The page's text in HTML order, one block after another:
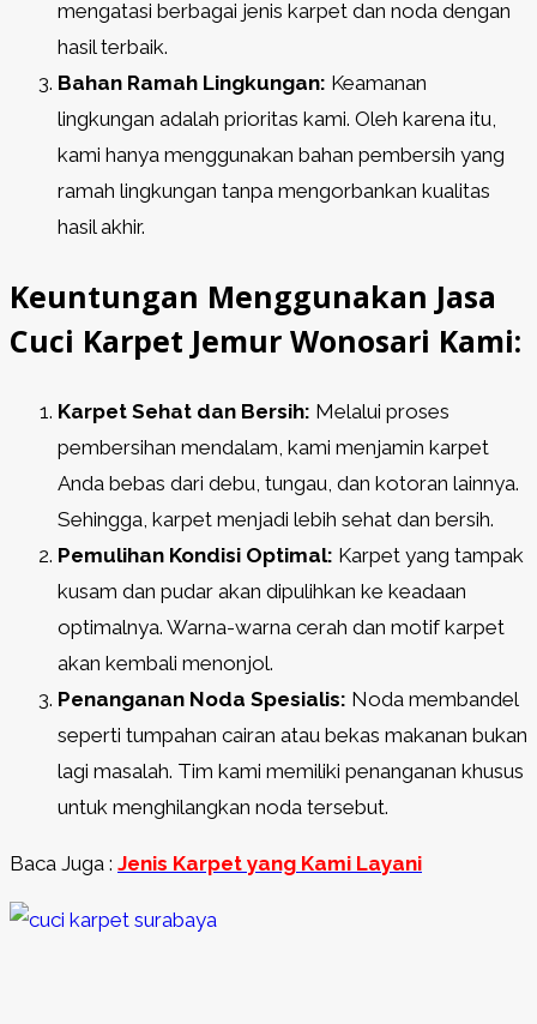
mengatasi berbagai jenis karpet dan noda dengan
hasil terbaik.
Bahan Ramah Lingkungan: Keamanan
lingkungan adalah prioritas kami. Oleh karena itu,
kami hanya menggunakan bahan pembersih yang
ramah lingkungan tanpa mengorbankan kualitas
hasil akhir.
Keuntungan Menggunakan Jasa
Cuci Karpet Jemur Wonosari Kami:
Karpet Sehat dan Bersih: Melalui proses
pembersihan mendalam, kami menjamin karpet
Anda bebas dari debu, tungau, dan kotoran lainnya.
Sehingga, karpet menjadi lebih sehat dan bersih.
Pemulihan Kondisi Optimal: Karpet yang tampak
kusam dan pudar akan dipulihkan ke keadaan
optimalnya. Warna-warna cerah dan motif karpet
akan kembali menonjol.
Penanganan Noda Spesialis: Noda membandel
seperti tumpahan cairan atau bekas makanan bukan
lagi masalah. Tim kami memiliki penanganan khusus
untuk menghilangkan noda tersebut.
Baca Juga : Jenis Karpet yang Kami Layani